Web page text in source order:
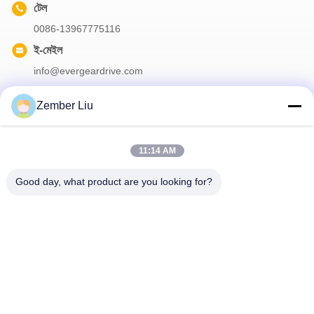
টেল
0086-13967775116
ই-মেইল
info@evergeardrive.com
Zember Liu
11:14 AM
Good day, what product are you looking for?